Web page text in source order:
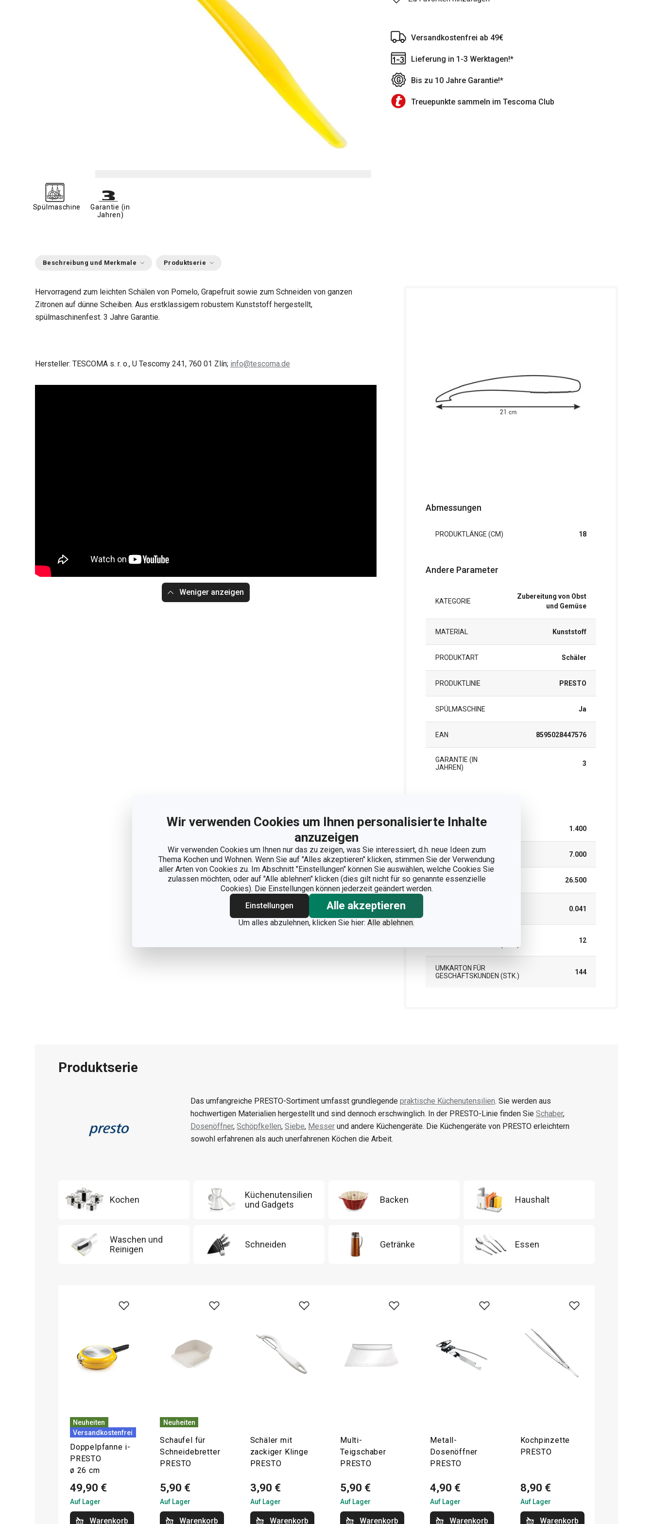
Wir verwenden Cookies um Ihnen personalisierte Inhalte
anzuzeigen
Wir verwenden Cookies um Ihnen nur das zu zeigen, was Sie interessiert, d.h. neue Ideen zum
Thema Kochen und Wohnen. Wenn Sie auf "Alles akzeptieren" klicken, stimmen Sie der Verwendung
aller Arten von Cookies zu. Im Abschnitt "Einstellungen" können Sie auswählen, welche Cookies Sie
zulassen möchten, oder auf "Alle ablehnen" klicken (dies gilt nicht für so genannte essenzielle
Cookies). Die Einstellungen können jederzeit geändert werden.
Einstellungen
Alle akzeptieren
Um alles abzulehnen, klicken Sie hier: Alle ablehnen.
Versandkostenfrei ab 49€
Lieferung in 1-3 Werktagen!*
Bis zu 10 Jahre Garantie!*
Treuepunkte sammeln im Tescoma Club
Spülmaschine
Garantie (in
Jahren)
Beschreibung und Merkmale Produktserie
Hervorragend zum leichten Schälen von Pomelo, Grapefruit sowie zum Schneiden von ganzen
Zitronen auf dünne Scheiben. Aus erstklassigem robustem Kunststoff hergestellt,
spülmaschinenfest. 3 Jahre Garantie.
Hersteller: TESCOMA s. r. o., U Tescomy 241, 760 01 Zlín; info@tescoma.de
Weniger anzeigen
Abmessungen
PRODUKTLÄNGE (CM) 18
Andere Parameter
KATEGORIE
Zubereitung von Obst
und Gemüse
MATERIAL Kunststoff
PRODUKTART Schäler
PRODUKTLINIE PRESTO
SPÜLMASCHINE Ja
EAN 8595028447576
GARANTIE (IN
JAHREN)
3
BREITE (CM) 1.400
HÖHE (CM) 7.000
LÄNGE (CM) 26.500
0.041
12
UMKARTON FÜR
GESCHÄFTSKUNDEN (STK.)
144
Produktserie
Das umfangreiche PRESTO-Sortiment umfasst grundlegende praktische Küchenutensilien. Sie werden aus
hochwertigen Materialien hergestellt und sind dennoch erschwinglich. In der PRESTO-Linie finden Sie Schaber,
Dosenöffner, Schöpfkellen, Siebe, Messer und andere Küchengeräte. Die Küchengeräte von PRESTO erleichtern
sowohl erfahrenen als auch unerfahrenen Köchen die Arbeit.
Kochen
Küchenutensilien
und Gadgets
Backen Haushalt
Waschen und
Reinigen
Schneiden Getränke Essen
Neuheiten
Versandkostenfrei
Doppelpfanne i-
PRESTO
ø 26 cm
49,90 €
Auf Lager
Warenkorb
Neuheiten
Schaufel für
Schneidebretter
PRESTO
5,90 €
Auf Lager
Warenkorb
Schäler mit
zackiger Klinge
PRESTO
3,90 €
Auf Lager
Warenkorb
Multi-
Teigschaber
PRESTO
5,90 €
Auf Lager
Warenkorb
Metall-
Dosenöffner
PRESTO
4,90 €
Auf Lager
Warenkorb
Kochpinzette
PRESTO
8,90 €
Auf Lager
Warenkorb